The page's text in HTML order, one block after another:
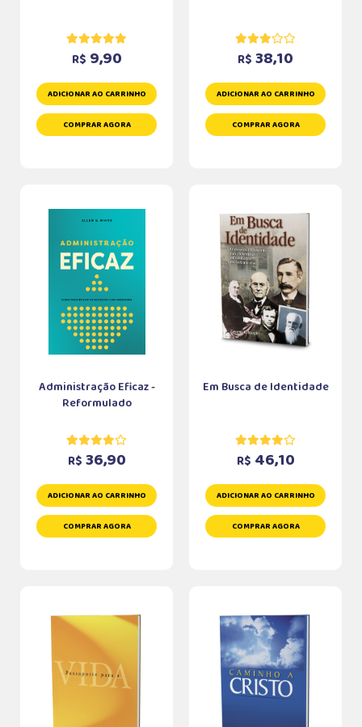
R$ 9,90
ADICIONAR AO CARRINHO
COMPRAR AGORA
R$ 38,10
ADICIONAR AO CARRINHO
COMPRAR AGORA
Administração Eficaz -
Reformulado
R$ 36,90
ADICIONAR AO CARRINHO
COMPRAR AGORA
Em Busca de Identidade
R$ 46,10
ADICIONAR AO CARRINHO
COMPRAR AGORA